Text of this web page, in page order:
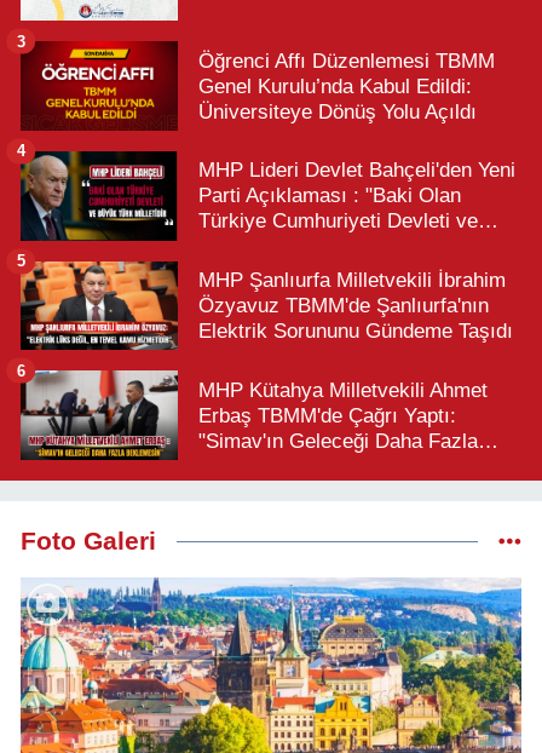
Öğrenci Affı Düzenlemesi TBMM
Genel Kurulu’nda Kabul Edildi:
Üniversiteye Dönüş Yolu Açıldı
3
MHP Lideri Devlet Bahçeli'den Yeni
Parti Açıklaması : "Baki Olan
Türkiye Cumhuriyeti Devleti ve
4
MHP Şanlıurfa Milletvekili İbrahim
Özyavuz TBMM'de Şanlıurfa'nın
Elektrik Sorununu Gündeme Taşıdı
5
MHP Kütahya Milletvekili Ahmet
Erbaş TBMM'de Çağrı Yaptı:
"Simav'ın Geleceği Daha Fazla
6
Foto Galeri